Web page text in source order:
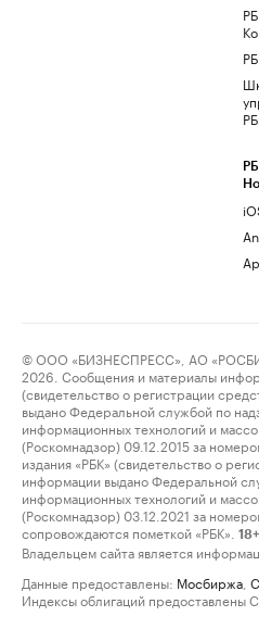
© ООО «БИЗНЕСПРЕСС», АО
2026. Сообщения и материалы
(свидетельство о регистрации
выдано Федеральной службой по
информационных технологий и
(Роскомнадзор) 09.12.2015 за
издания «РБК» (свидетельство о
информации выдано Федеральной
информационных технологий и
(Роскомнадзор) 03.12.2021 за
сопровождаются пометкой «РБК».
18+
Владельцем сайта является
Данные предоставлены: Мосбиржа
Индексы облигаций предоставлены